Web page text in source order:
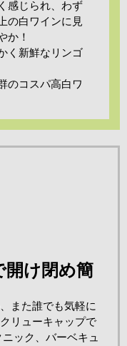
感じられ、わず
の白ワインに見
か！
く新鮮なリンゴ
のコスパ高白ワ
け閉め簡
また誰でも気軽に
リューキャップで
ック、バーベキュ